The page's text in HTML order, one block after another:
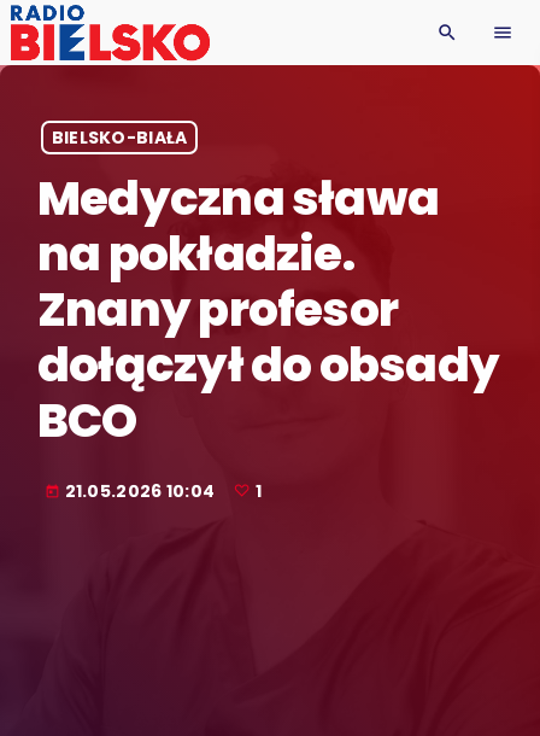
search menu
BIELSKO-BIAŁA
Medyczna sława
na pokładzie.
Znany profesor
dołączył do obsady
BCO
today 21.05.2026 10:04 1